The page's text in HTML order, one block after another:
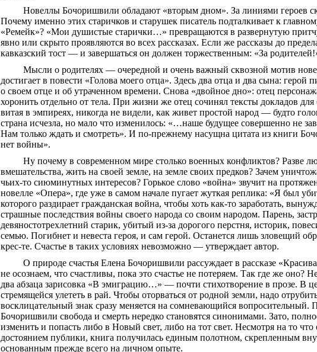
Новеллы Бочоришвили обладают «вторым дном». За линиями героев
Почему именно этих старичков и старушек писатель подталкивает к
«Ремейк»? «Мои душистые старички…» превращаются в развернутую
явно или скрыто проявляются во всех рассказах. Если же рассказы до
кавказский тост — и завершаться он должен торжественным: «За
Мысли о родителях — очередной и очень важный сквозной мотив
достигает в повести «Голова моего отца». Здесь два отца и два сына:
о своем отце и об утраченном времени. Снова «двойное дно»: отец
хоронить отдельно от тела. При жизни же отец сочинял тексты докладов
витая в эмпиреях, никогда не видели, как живет простой народ — будто
страна исчезла, но мало что изменилось: «…наше будущее совершенно не
Нам только ждать и смотреть». И по-прежнему насущна цитата из книги
нет войны».
Ну почему в современном мире столько военных конфликтов? Разве
вмешательства, жить на своей земле, на земле своих предков? Зачем
чьих-то сиюминутных интересов? Горькое слово «война» звучит на
новелле «Опера», где уже в самом начале пугает жуткая реплика: «Я был
которого раздирает гражданская война, чтобы хоть как-то заработать,
страшные последствия войны своего народа со своим народом. Парень,
девяностотрехлетний старик, убитый из-за дорогого перстня, историк,
семью. Погибнет и невеста героя, и сам герой. Останется лишь зловещий
крес-те. Счастье в таких условиях невозможно — утверждает автор.
О природе счастья Елена Бочоришвили рассуждает в рассказе
не осознаем, что счастливы, пока это счастье не потеряем. Так где же оно?
два абзаца зарисовка «В эмиграцию…» — почти стихотворение в прозе. В
стремящейся улететь в рай. Чтобы оторваться от родной земли, надо
восклицательный знак сразу меняется на сомневающийся вопросительный.
Бочоришвили свобода и смерть нередко становятся синонимами. Зато,
изменить и попасть либо в Новый свет, либо на тот свет. Несмотря на то
достоянием публики, книга получилась единым полотном, скрепленным
основанным прежде всего на личном опыте.